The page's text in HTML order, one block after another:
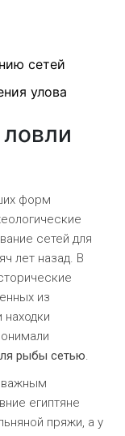
сетей
улова
форм
сетей для
лет назад. В
из
рыбы сетью.
важным
египтяне
пряжи, а у